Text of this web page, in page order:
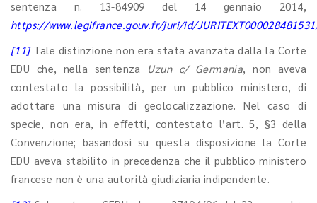
sentenza n. 13-84909 del 14 gennaio 2014,
https://www.legifrance.gouv.fr/juri/id/
[11]Tale distinzione non era stata avanzata dalla la Corte
EDU che, nella sentenza Uzun c/ Germania, non aveva
contestato la possibilità, per un pubblico ministero, di
adottare una misura di geolocalizzazione. Nel caso di
specie, non era, in effetti, contestato l’art. 5, §3 della
Convenzione; basandosi su questa disposizione la Corte
EDU aveva stabilito in precedenza che il pubblico ministero
francese non è una autorità giudiziaria indipendente.